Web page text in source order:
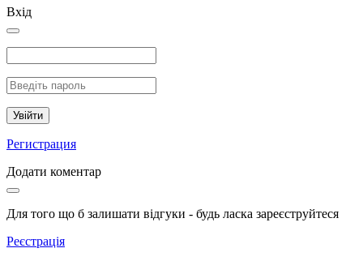
Вхід
Увійти
Регистрация
Додати коментар
Для того що б залишати відгуки - будь ласка зареєструйтеся
Реєстрація